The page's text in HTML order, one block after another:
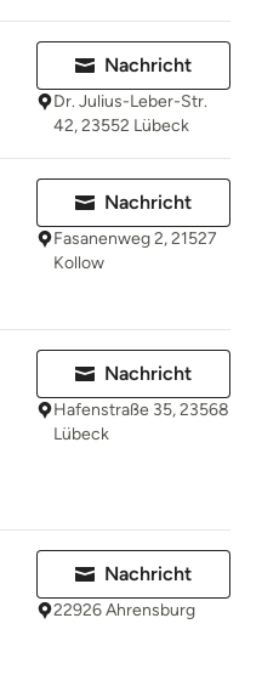
Nachricht
Dr. Julius-Leber-Str.
42, 23552 Lübeck
Nachricht
Fasanenweg 2, 21527
Kollow
Nachricht
Hafenstraße 35, 23568
Lübeck
Nachricht
22926 Ahrensburg